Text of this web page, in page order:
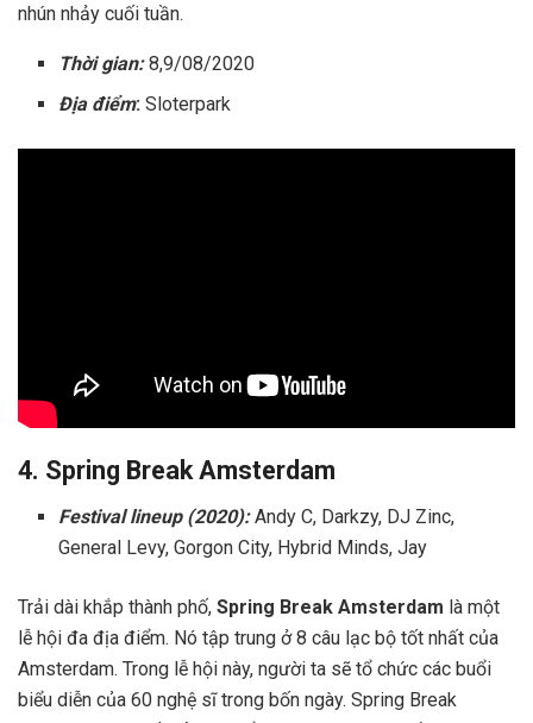
nhún nhảy cuối tuần.
Thời gian: 8,9/08/2020
Địa điểm: Sloterpark
4. Spring Break Amsterdam
Festival lineup (2020):Andy C, Darkzy, DJ Zinc,
General Levy, Gorgon City, Hybrid Minds, Jay
Trải dài khắp thành phố, Spring Break Amsterdam là một
lễ hội đa địa điểm. Nó tập trung ở 8 câu lạc bộ tốt nhất của
Amsterdam. Trong lễ hội này, người ta sẽ tổ chức các buổi
biểu diễn của 60 nghệ sĩ trong bốn ngày. Spring Break